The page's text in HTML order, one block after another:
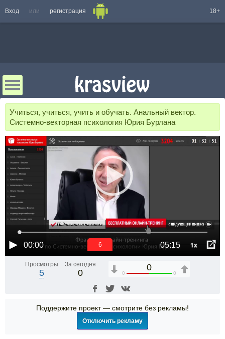
Вход или регистрация 18+
Учиться, учиться, учить и обучать. Анальный вектор.
Системно-векторная психология Юрия Бурлана
00:00 05:15 1x
6
Просмотры
5
За сегодня
0
0
0 0
Поддержите проект — смотрите без рекламы!
Отключить рекламу